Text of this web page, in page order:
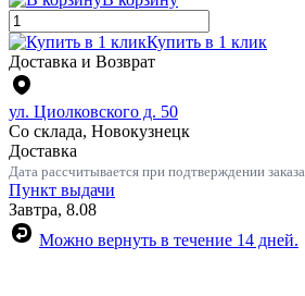
Купить в 1 клик
Доставка и Возврат
ул. Циолковского д. 50
Со склада, Новокузнецк
Доставка
Дата рассчитывается при подтверждении заказа
Пункт выдачи
Завтра, 8.08
Можно вернуть в течение 14 дней.